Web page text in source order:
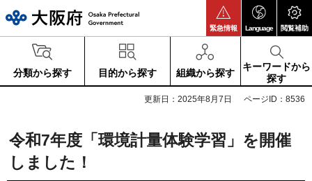
緊急情報 Language 閲覧補助
分類から探す 目的から探す 組織から探す
キーワードから
探す
更新日：2025年8月7日 ページID：8536
令和7年度「環境計量体験学習」を開催
しました！